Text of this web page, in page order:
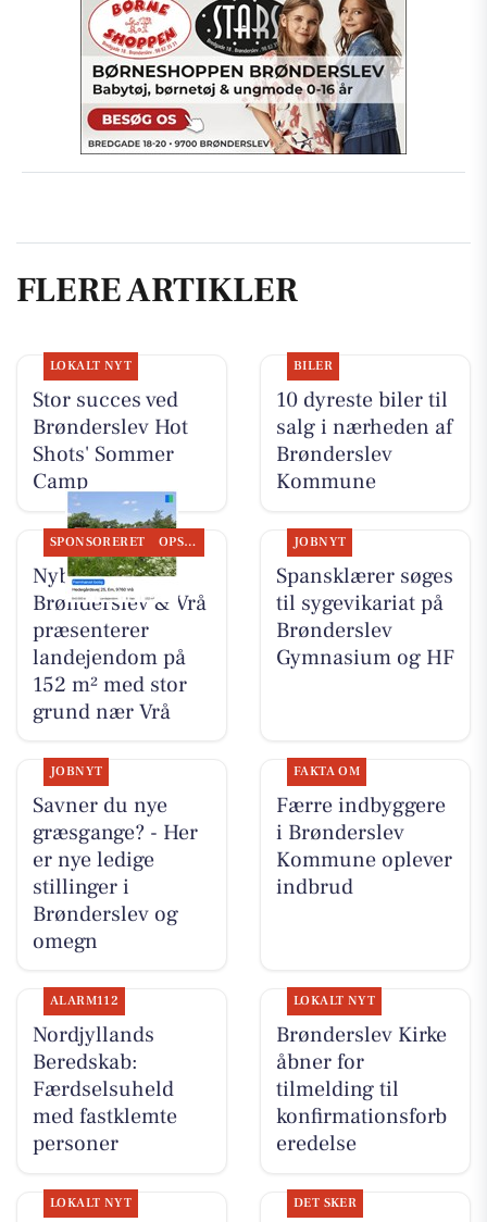
FLERE ARTIKLER
LOKALT NYT
Stor succes ved
Brønderslev Hot
Shots' Sommer
Camp
BILER
10 dyreste biler til
salg i nærheden af
Brønderslev
Kommune
SPONSORERET OPSLAGSTAVLEN
Nybolig
Brønderslev & Vrå
præsenterer
landejendom på
152 m² med stor
grund nær Vrå
JOBNYT
Spansklærer søges
til sygevikariat på
Brønderslev
Gymnasium og HF
JOBNYT
Savner du nye
græsgange? - Her
er nye ledige
stillinger i
Brønderslev og
omegn
FAKTA OM
Færre indbyggere
i Brønderslev
Kommune oplever
indbrud
ALARM112
Nordjyllands
Beredskab:
Færdselsuheld
med fastklemte
personer
LOKALT NYT
Brønderslev Kirke
åbner for
tilmelding til
konfirmationsforb
eredelse
LOKALT NYT DET SKER